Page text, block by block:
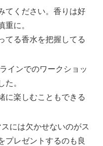
てください。香りは好
重に。
てる香水を把握してる
インでのワークショッ
た。
に楽しむこともできる
には欠かせないのがス
プレゼントするのも良